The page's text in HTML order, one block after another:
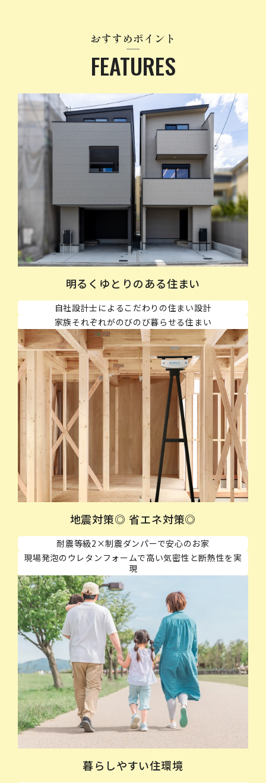
おすすめポイント
FEATURES
明るくゆとりのある住まい
自社設計士によるこだわりの住まい設計
家族それぞれがのびのび暮らせる住まい
地震対策◎ 省エネ対策◎
耐震等級2×制震ダンパーで安心のお家
現場発泡のウレタンフォームで高い気密性と断熱性を実
現
暮らしやすい住環境